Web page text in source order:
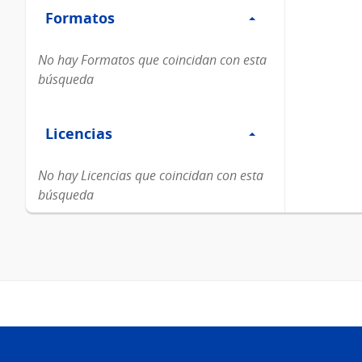
Formatos
Formatos
No hay Formatos que coincidan con esta
búsqueda
Licencias
Licencias
No hay Licencias que coincidan con esta
búsqueda